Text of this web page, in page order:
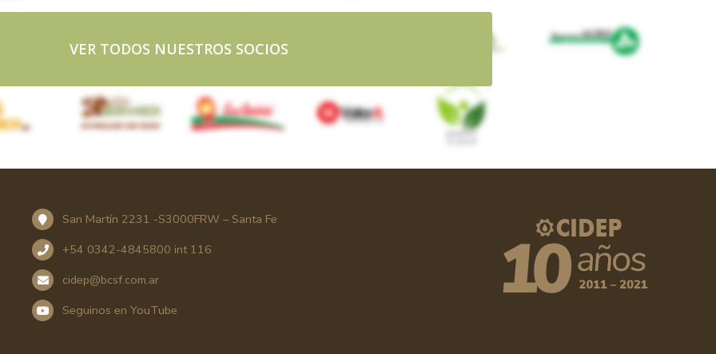
VER TODOS NUESTROS SOCIOS
San Martín 2231 -S3000FRW – Santa Fe
+54 0342-4845800 int 116
cidep@bcsf.com.ar
Seguinos en YouTube